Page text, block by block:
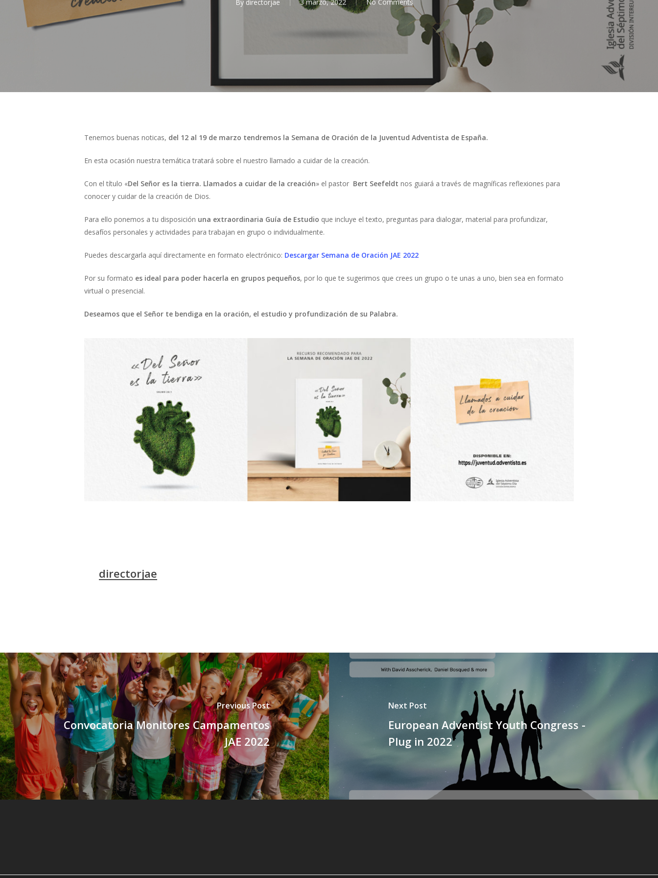
Hit enter to search or ESC to close
By directorjae 3 marzo, 2022 No Comments
Tenemos buenas noticas, del 12 al 19 de marzo tendremos la Semana de Oración de la Juventud Adventista de España.
En esta ocasión nuestra temática tratará sobre el nuestro llamado a cuidar de la creación.
Con el título «Del Señor es la tierra. Llamados a cuidar de la creación» el pastor Bert Seefeldt nos guiará a través de magníficas reflexiones para
conocer y cuidar de la creación de Dios.
Para ello ponemos a tu disposición una extraordinaria Guía de Estudio que incluye el texto, preguntas para dialogar, material para profundizar,
desafíos personales y actividades para trabajan en grupo o individualmente.
Puedes descargarla aquí directamente en formato electrónico: Descargar Semana de Oración JAE 2022
Por su formato es ideal para poder hacerla en grupos pequeños, por lo que te sugerimos que crees un grupo o te unas a uno, bien sea en formato
virtual o presencial.
Deseamos que el Señor te bendiga en la oración, el estudio y profundización de su Palabra.
directorjae
Previous Post
Convocatoria Monitores Campamentos
JAE 2022
Next Post
European Adventist Youth Congress -
Plug in 2022